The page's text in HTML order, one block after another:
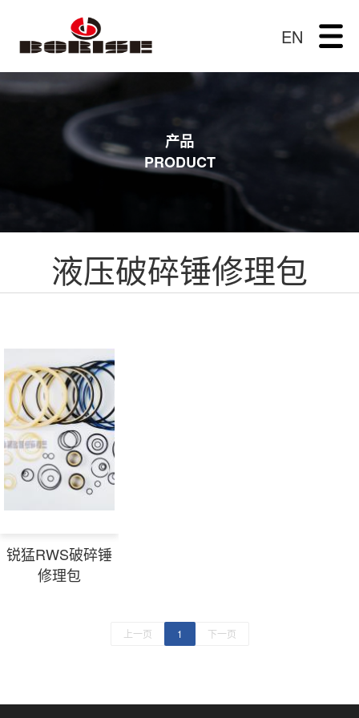
EN
产品
PRODUCT
液压破碎锤修理包
锐猛RWS破碎锤
修理包
上一页 1 下一页